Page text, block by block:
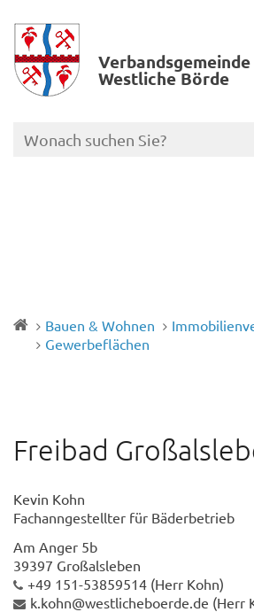
Verbands­gemeinde
Westliche Börde
Bauen & Wohnen
Gewerbeflächen
Freibad
Kevin Kohn
Fachanngestellter für Bäderbetrieb
Am Anger 5b
39397 Großalsleben
+49 151-53859514 (Herr Kohn)
k.kohn@westlicheboerde.de (Herr